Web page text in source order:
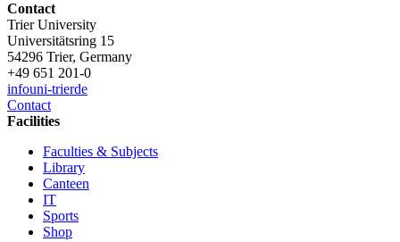
Contact
Trier University
Universitätsring 15
54296 Trier, Germany
+49 651 201-0
infouni-trierde
Contact
Facilities
Faculties & Subjects
Library
Canteen
IT
Sports
Shop